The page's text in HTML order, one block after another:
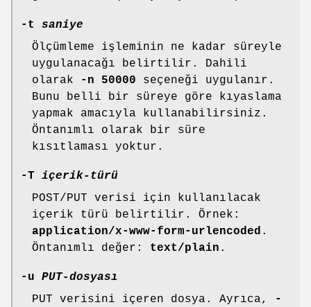
-t
saniye
Ölçümleme işleminin ne kadar süreyle
uygulanacağı belirtilir. Dahili
olarak
-n 50000 seçeneği uygulanır.
Bunu belli bir süreye göre kıyaslama
yapmak amacıyla kullanabilirsiniz.
Öntanımlı olarak bir süre
kısıtlaması yoktur.
-T
içerik-türü
POST/PUT verisi için kullanılacak
içerik türü belirtilir. Örnek:
application/x-www-form-urlencoded .
Öntanımlı değer: text/plain .
-u
PUT-dosyası
PUT verisini içeren dosya. Ayrıca,
-